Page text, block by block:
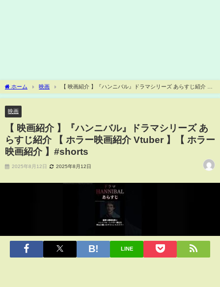
ホーム 映画
【 映画紹介 】『ハンニバル』ドラマシリーズ あらすじ紹介 【
ホラー映画紹介 Vtuber 】【 ホラー映画紹介 】#shorts
映画
【 映画紹介 】『ハンニバル』ドラマシリーズ あ
らすじ紹介 【 ホラー映画紹介 Vtuber 】【 ホラー
映画紹介 】#shorts
2025年8月12日 2025年8月12日
LINE